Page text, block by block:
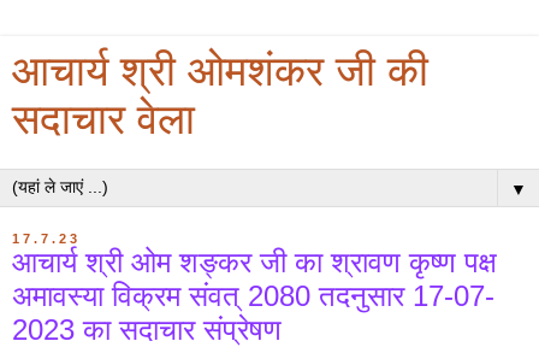
आचार्य श्री ओमशंकर जी की
सदाचार वेला
▼
17.7.23
आचार्य श्री ओम शङ्कर जी का श्रावण कृष्ण पक्ष
अमावस्या विक्रम संवत् 2080 तदनुसार 17-07-
2023 का सदाचार संप्रेषण